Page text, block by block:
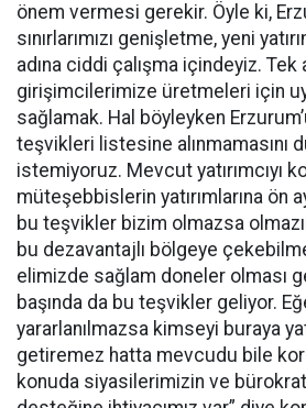
önem vermesi gerekir. Öyle ki,
sınırlarımızı genişletme, yeni
adına ciddi çalışma içindeyiz.
girişimcilerimize üretmeleri için
sağlamak. Hal böyleyken
teşvikleri listesine alınmamasını
istemiyoruz. Mevcut yatırımcıyı
müteşebbislerin yatırımlarına ön
bu teşvikler bizim olmazsa
bu dezavantajlı bölgeye
elimizde sağlam doneler olması
başında da bu teşvikler geliyor.
yararlanılmazsa kimseyi buraya
getiremez hatta mevcudu bile
konuda siyasilerimizin ve